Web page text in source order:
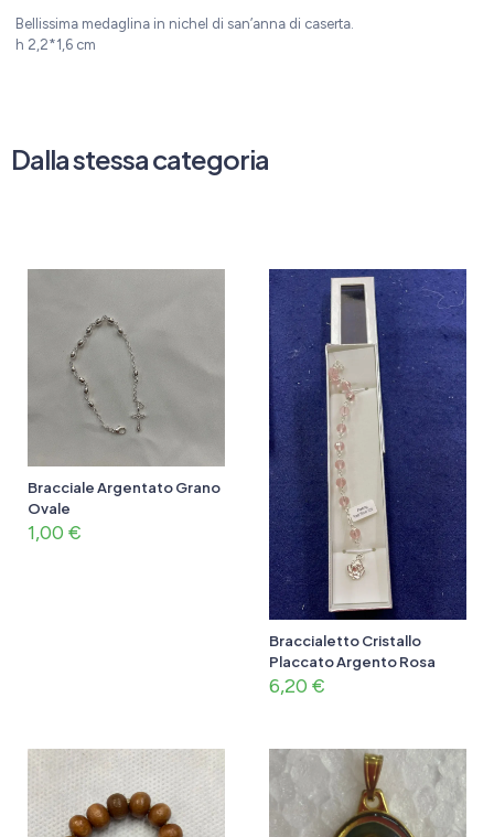
Bellissima medaglina in nichel di san’anna di caserta.
h 2,2*1,6 cm
Dalla stessa categoria
Bracciale Argentato Grano
Ovale
1,00 €
Braccialetto Cristallo
Placcato Argento Rosa
6,20 €